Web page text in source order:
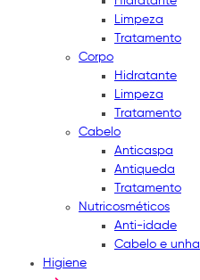
Limpeza
Tratamento
Corpo
Hidratante
Limpeza
Tratamento
Cabelo
Anticaspa
Antiqueda
Tratamento
Nutricosméticos
Anti-idade
Cabelo e unha
Higiene